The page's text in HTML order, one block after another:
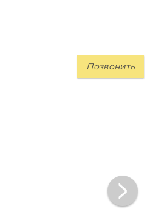
Позвонить